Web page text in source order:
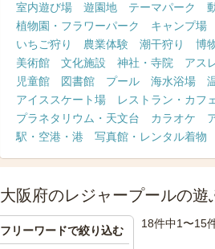
室内遊び場 遊園地 テーマパーク
植物園・フラワーパーク
キャンプ場
いちご狩り
農業体験 潮干狩り 博
美術館
文化施設 神社・寺院 アス
児童館
図書館 プール 海水浴場
アイススケート場
レストラン・カフェ
プラネタリウム・天文台
カラオケ
駅・空港・港
写真館・レンタル着物
大阪府のレジャープールの遊
18件中1〜15
フリーワードで絞り込む